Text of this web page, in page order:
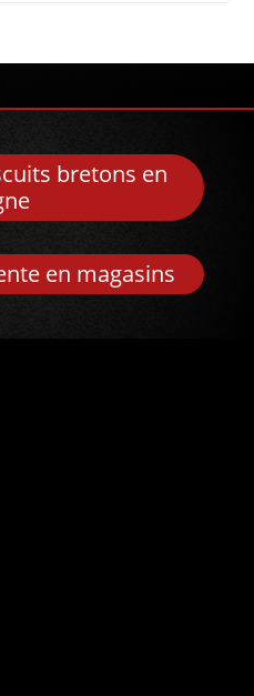
bretons en
en magasins